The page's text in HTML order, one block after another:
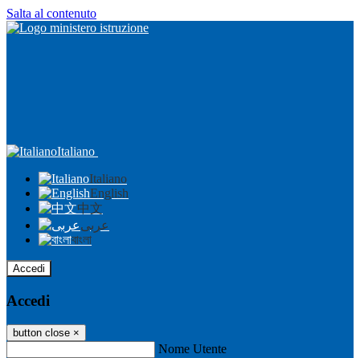
Salta al contenuto
Italiano
Italiano
English
中文
عربى
বাংলা
Accedi
Accedi
button close ×
Nome Utente